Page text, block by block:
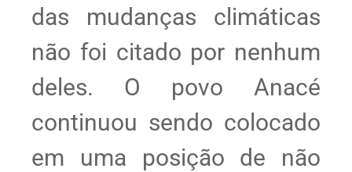
das mudanças climáticas
não foi citado por nenhum
deles. O povo Anacé
continuou sendo colocado
em uma posição de não